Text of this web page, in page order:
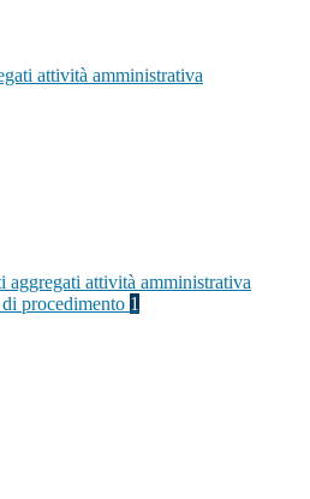
attività amministrativa
aggregati attività amministrativa
procedimento 1